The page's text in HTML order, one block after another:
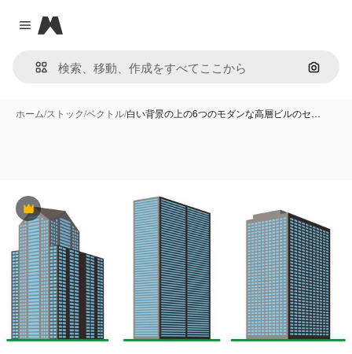
Close menu
Magnific
画像で
ホーム/ストック/ベクトル/白い背景の上の6つのモダンな高層ビルのセ…
Premium